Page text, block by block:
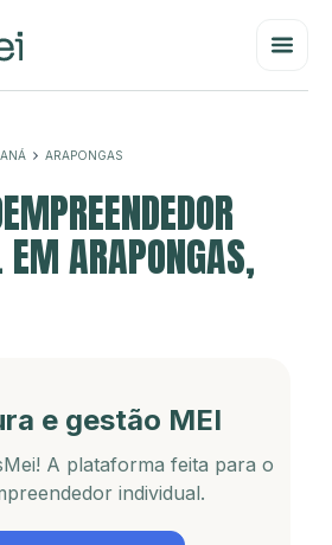
ARAPONGAS
ARAPONGAS,
e gestão MEI
A plataforma feita para o
individual.